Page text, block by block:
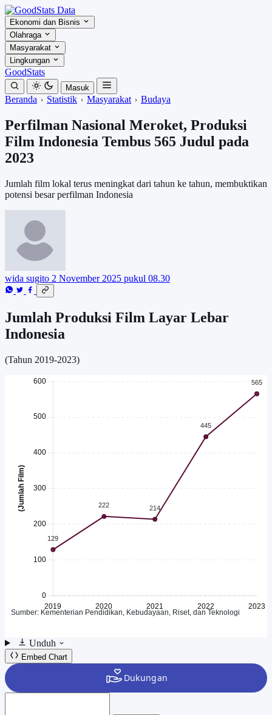
Ekonomi dan Bisnis
Olahraga
Masyarakat
Lingkungan
GoodStats
Masuk
Beranda Statistik Masyarakat Budaya
Perfilman Nasional Meroket, Produksi
Film Indonesia Tembus 565 Judul pada
2023
Jumlah film lokal terus meningkat dari tahun ke tahun, membuktikan
potensi besar perfilman Indonesia
wida sugito 2 November 2025 pukul 08.30
Jumlah Produksi Film Layar Lebar
Indonesia
(Tahun 2019-2023)
Unduh
Embed Chart